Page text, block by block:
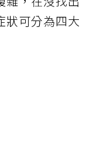
狀可分為四大